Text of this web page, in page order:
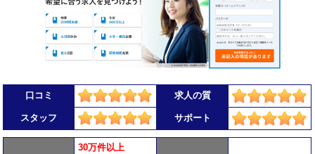
口コミ 求人の質
スタッフ サポート
30万件以上